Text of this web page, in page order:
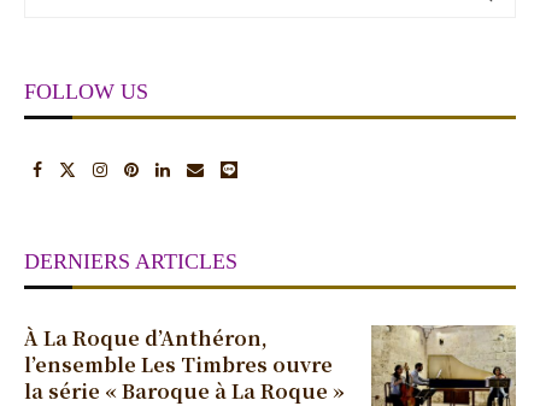
FOLLOW US
DERNIERS ARTICLES
À La Roque d’Anthéron,
l’ensemble Les Timbres ouvre
la série « Baroque à La Roque »